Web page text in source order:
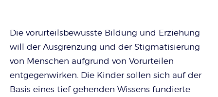
Die vorurteilsbewusste Bildung und Erziehung
will der Ausgrenzung und der Stigmatisierung
von Menschen aufgrund von Vorurteilen
entgegenwirken. Die Kinder sollen sich auf der
Basis eines tief gehenden Wissens fundierte